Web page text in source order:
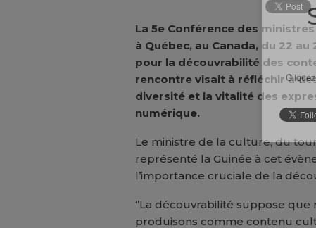
La 5e Conférence des
à Québec, au Canada, du 22 au
pour la découvrabilité des
rencontre visait à réfléchir à
diversité et la vitalité des
numérique.
Le ministre de la culture, du
représenté la Guinée à cet
l’importance cruciale de la
‘’La découvrabilité suppose
produisons comme contenu